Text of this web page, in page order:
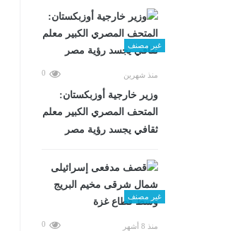
غير مصنف
منذ شهرين 0
وزير خارجية أوزبكستان:
المتحف المصري الكبير معلم
ثقافي يجسد رؤية مصر
غير مصنف
منذ 8 أشهر 0